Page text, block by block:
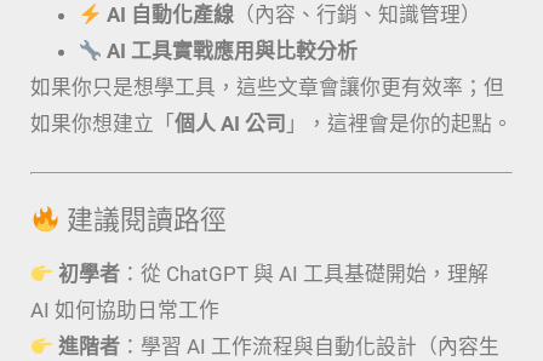
AI 自動化產線 （內容、行銷、知識管理）
AI 工具實戰應用與比較分析
如果你只是想學工具，這些文章會讓你更有效率；但
如果你想建立「 個人 AI 公司 」，這裡會是你的起點。
建議閱讀路徑
初學者 ：從 ChatGPT 與 AI 工具基礎開始，理解
AI 如何協助日常工作
進階者 ：學習 AI 工作流程與自動化設計（內容生